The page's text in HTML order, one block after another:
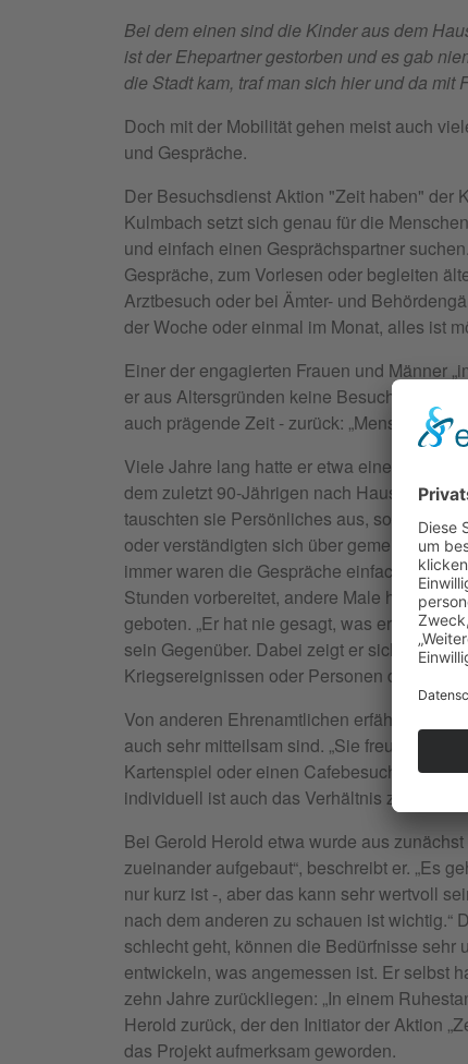
Bei dem einen sind die Kinder aus dem
ist der Ehepartner gestorben und es gab
die Stadt kam, traf man sich hier und da mit
Doch mit der Mobilität gehen meist auch
und Gespräche.
Der Besuchsdienst Aktion "Zeit haben" der
Kulmbach setzt sich genau für die
und einfach einen Gesprächspartner
Gespräche, zum Vorlesen oder begleiten
Arztbesuch oder bei Ämter- und
der Woche oder einmal im Monat, alles ist
Einer der engagierten Frauen und Männer
er aus Altersgründen keine Besuche mehr
auch prägende Zeit - zurück: „Menschen
Viele Jahre lang hatte er etwa einen älteren
dem zuletzt 90-Jährigen nach Hause und
tauschten sie Persönliches aus, soweit
oder verständigten sich über gemeinsame
immer waren die Gespräche einfach, aber
Stunden vorbereitet, andere Male hat das
geboten. „Er hat nie gesagt, was er sich
sein Gegenüber. Dabei zeigt er sich
Kriegsereignissen oder Personen der
Von anderen Ehrenamtlichen erfährt
auch sehr mitteilsam sind. „Sie freuen sich
Kartenspiel oder einen Cafebesuch.
individuell ist auch das Verhältnis
Bei Gerold Herold etwa wurde aus
zueinander aufgebaut“, beschreibt er. „Es
nur kurz ist -, aber das kann sehr wertvoll
nach dem anderen zu schauen ist
schlecht geht, können die Bedürfnisse
entwickeln, was angemessen ist. Er selbst
zehn Jahre zurückliegen: „In einem
Herold zurück, der den Initiator der Aktion
das Projekt aufmerksam geworden.